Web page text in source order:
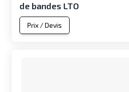
de bandes LTO
Prix / Devis